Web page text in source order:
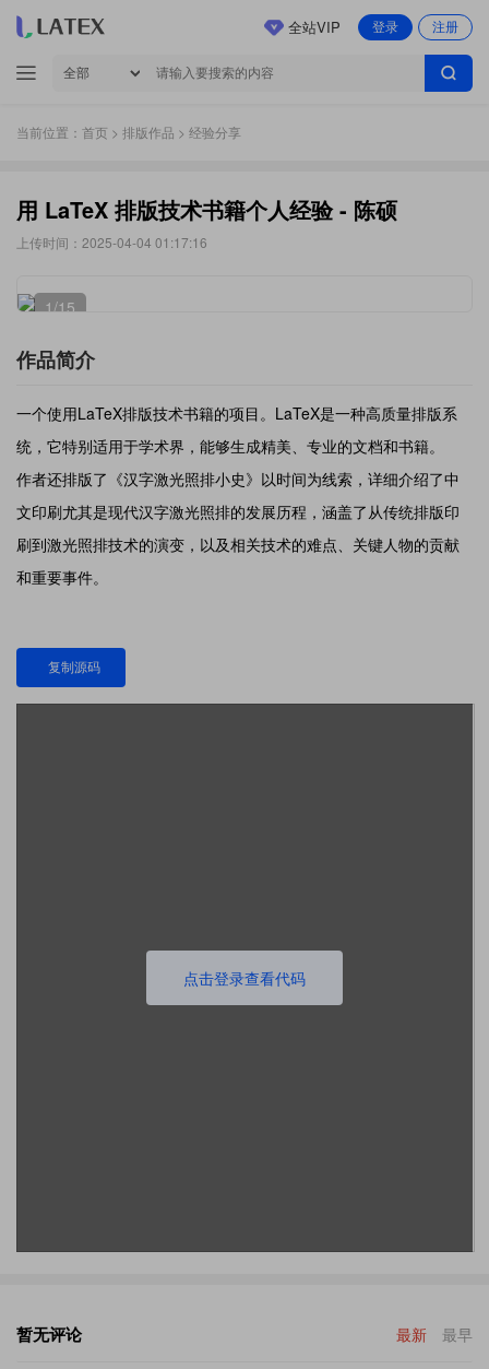
登录 注册
全站VIP
当前位置： 首页 > 排版作品 > 经验分享
用 LaTeX 排版技术书籍个人经验 - 陈硕
上传时间：2025-04-04 01:17:16
1/15
作品简介
一个使用LaTeX排版技术书籍的项目。LaTeX是一种高质量排版系
统，它特别适用于学术界，能够生成精美、专业的文档和书籍。
作者还排版了《汉字激光照排小史》以时间为线索，详细介绍了中
文印刷尤其是现代汉字激光照排的发展历程，涵盖了从传统排版印
刷到激光照排技术的演变，以及相关技术的难点、关键人物的贡献
和重要事件。
复制源码
点击登录查看代码
暂无评论 最新 最早